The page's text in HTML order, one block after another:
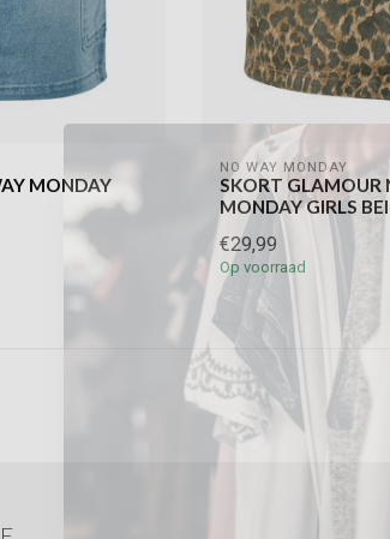
MONDAY
NO WAY MONDAY
SKORT GLAMOUR
MONDAY GIRLS
€29,99
Op voorraad